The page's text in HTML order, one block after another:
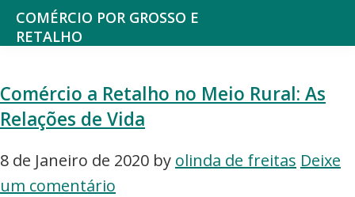
Saltar
para
menu
principal
Skip
content
COMÉRCIO POR GROSSO E
RETALHO
reflexão
sobre
o
Comércio
Comércio a Retalho no Meio Rural: As
Relações de Vida
8 de Janeiro de 2020 by olinda de freitas Deixe
um comentário